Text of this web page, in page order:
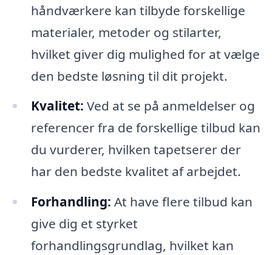
håndværkere kan tilbyde forskellige
materialer, metoder og stilarter,
hvilket giver dig mulighed for at vælge
den bedste løsning til dit projekt.
Kvalitet: Ved at se på anmeldelser og
referencer fra de forskellige tilbud kan
du vurderer, hvilken tapetserer der
har den bedste kvalitet af arbejdet.
Forhandling: At have flere tilbud kan
give dig et styrket
forhandlingsgrundlag, hvilket kan